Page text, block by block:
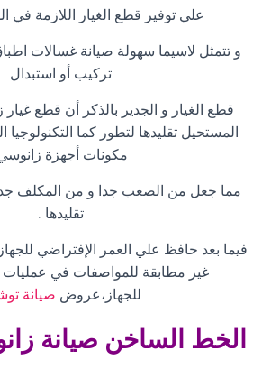
علي توفير قطع الغيار اللازمة في
و تتمثل لاسيما سهولة صيانة غسالات
تركيب أو استبدال
قطع الغيار و الجدير بالذكر أن قطع
المستحيل تقليدها لتطور كما
مكونات أجهزة
مما جعل من الصعب جدا و من المكلف
تقليدها .
فيما بعد حافظ علي العمر الإفتراضي
غير مطابقة للمواصفات في عمليات
للجهاز،عروض صيانة
الخط الساخن صيانة